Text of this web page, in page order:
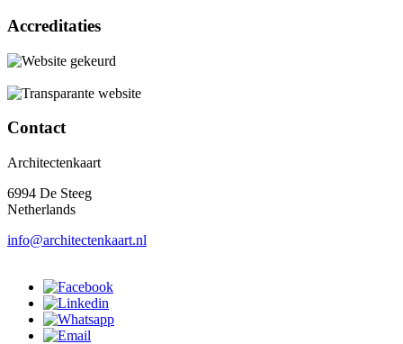
Accreditaties
Contact
Architectenkaart
6994 De Steeg
Netherlands
info@architectenkaart.nl